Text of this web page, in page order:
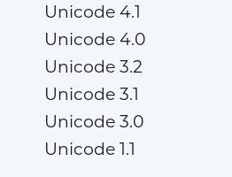
Unicode 4.1
Unicode 4.0
Unicode 3.2
Unicode 3.1
Unicode 3.0
Unicode 1.1